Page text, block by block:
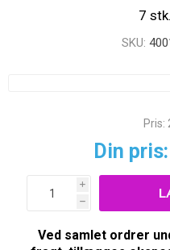
7
SKU:
Pris:
Din pris:
i
h
Ved samlet ordrer